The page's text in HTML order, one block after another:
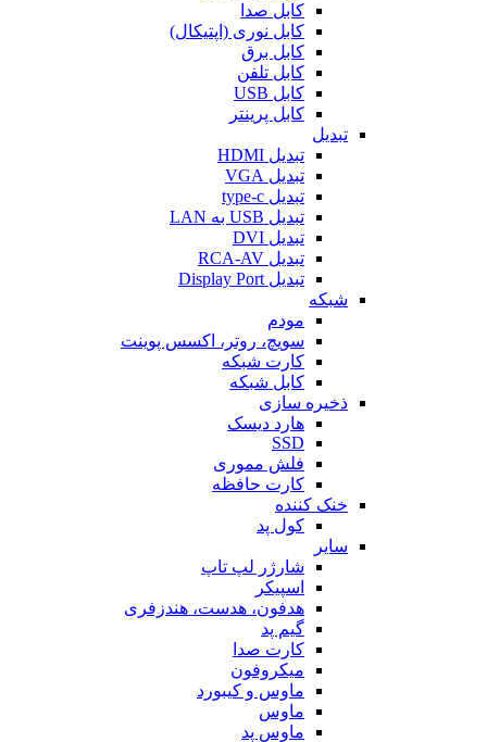
کابل صدا
کابل نوری (اپتیکال)
کابل برق
کابل تلفن
کابل USB
کابل پرینتر
تبدیل
تبدیل HDMI
تبدیل VGA
تبدیل type-c
تبدیل USB به LAN
تبدیل DVI
تبدیل RCA-AV
تبدیل Display Port
شبکه
مودم
سویچ، روتر، اکسس پوینت
کارت شبکه
کابل شبکه
ذخیره سازی
هارد دیسک
SSD
فلش مموری
کارت حافظه
خنک کننده
کول پد
سایر
شارژر لپ تاپ
اسپیکر
هدفون، هدست، هندزفری
گیم پد
کارت صدا
میکروفون
ماوس و کیبورد
ماوس
ماوس پد